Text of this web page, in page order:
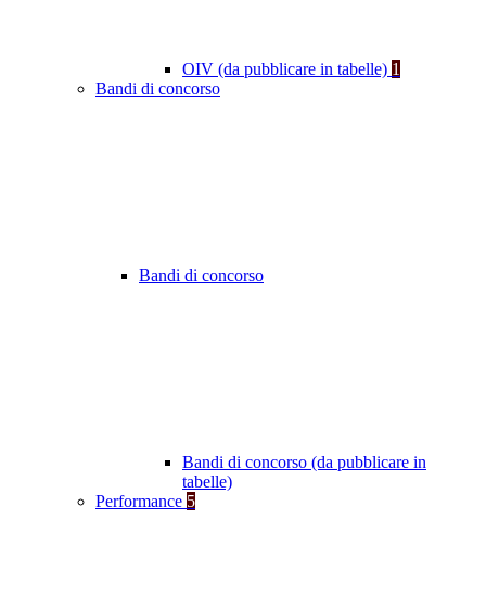
OIV (da pubblicare in tabelle) 1
Bandi di concorso
Bandi di concorso
Bandi di concorso (da pubblicare in
tabelle)
Performance 5